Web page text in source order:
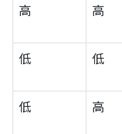
高 高
低 低
低 高